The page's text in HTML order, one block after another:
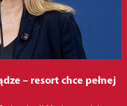
– resort chce pełnej